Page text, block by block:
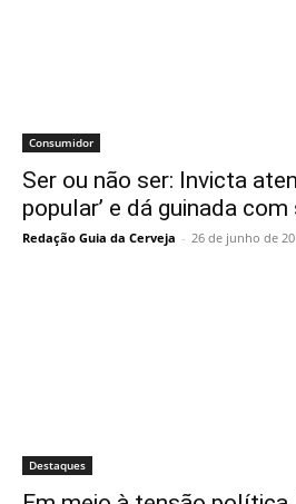
Consumidor
Ser ou não ser: Invicta
popular’ e dá guinada
Redação Guia da Cerveja - 26 de junho de
Destaques